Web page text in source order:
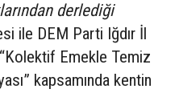
derlediği
ile DEM Parti Iğdır İl
Emekle Temiz
kapsamında kentin